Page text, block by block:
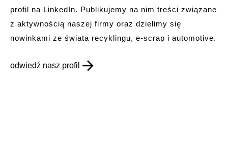
profil na LinkedIn. Publikujemy na nim treści związane
z aktywnością naszej firmy oraz dzielimy się
nowinkami ze świata recyklingu, e-scrap i automotive.
odwiedź nasz profil